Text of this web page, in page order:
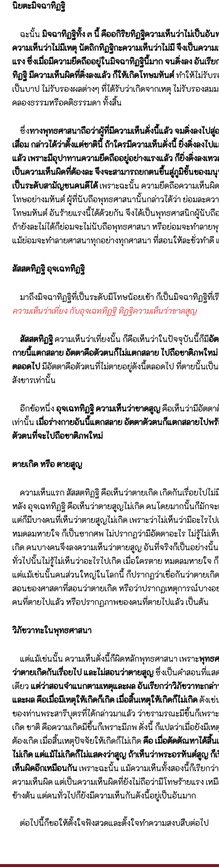
นิยตะมิจฉาทิฏฐิ
ฉะนั้น มิจฉาทิฏฐิทั้ง ๓ นี้ คืออกิริยทิฏฐิความเห็นว่าไม่เป็นอัน
ความเห็นว่าไม่มีเหตุ นัตถิกทิฏฐิกะความเห็นว่าไม่มี จึงเป็นควา
แรง ซึ่งเมื่อมีความยึดถืออยู่ในมิจฉาทิฏฐินี้มาก จนดิ่งลง อันเรี
ทิฏฐิ มีความเห็นผิดที่ดิ่งลงแล้ว ก็ให้เกิดโทษมหันต์ทำให้ไม่รับ
เป็นบาป ไม่รับรองผลต่างๆ ที่ได้รับว่าเกิดจากเหตุ ไม่รับรองสม
คลองธรรมหรือคติธรรมดา ทั้งสิ้น
ซึ่งทางพุทธศาสนาถือว่าผู้ที่มีความเห็นดั่งนี้แล้ว จมดิ่งลงไป
เสื่อม กล่าวได้ว่าตั้งแต่ชาตินี้ ถ้าใครมีความเห็นดั่งนี้ ยิ่งดิ่งลงไ
แล้ว เพราะมีอุปาทานความยึดถืออยู่อย่างแรงแล้ว ก็ยิ่งดิ่งลงเห
เป็นความเห็นผิดที่ต้องละ จึงจะสามารถยกตนขึ้นสู่ภูมิชั้นของม
เป็นระดับสามัญชนคนดีได้เพราะฉะนั้น ความยึดถือความเห็นผิ
โทษอย่างมหันต์ ผู้ที่นับถือพุทธศาสนานั้นกล่าวได้ว่า ย่อมละคว
โทษมหันต์ อันร้ายแรงนี้ได้ด้วยกัน จึงได้เป็นพุทธศาสนิกผู้นับถื
ถ้ายังละไม่ได้ก็ย่อมจะไม่นับถือพุทธศาสนา หรือย่อมจะทำลาย
แม้ย่อมจะทำลายศาสนาทุกอย่างทุกศาสนา ที่สอนให้ละชั่วทำ
สัสสตทิฏฐิ อุจเฉททิฏฐิ
มาถึงมิจฉาทิฏฐิที่เป็นระดับมีโทษน้อยเข้า ก็เป็นมิจฉาทิฏฐิที่เ
ความเห็นว่าเที่ยง กับอุจเฉททิฏฐิ ทิฏฐิความเห็นว่าขาดสูญ
สัสสตทิฏฐิความเห็นว่าเที่ยงนั้น ก็คือเห็นว่าในปัจจุบันนี้ก็มีอั
กายนี้แตกสลาย อัตตาคือตัวตนก็ไม่แตกสลาย ไปถือชาติภพใหม่
ตลอดไปมีอัตตาคือตัวตนที่ไม่ตายอยู่ดังนี้ตลอดไป ที่ตายนั้นเป็น
สังขารเท่านั้น
อีกข้อหนึ่งอุจเฉททิฏฐิ ความเห็นว่าขาดสูญคือเห็นว่ามีอัตต
เท่านั้น เมื่อร่างกายอันนี้แตกสลาย อัตตาตัวตนก็แตกสลายไปพ
ตัวตนที่จะไปถือชาติภพใหม่
ตายเกิด หรือ ตายสูญ
ความเห็นแรก สัสสตทิฏฐิ คือเห็นว่าตายเกิด เกิดกันเรื่อยไปไ
หลัง อุจเฉททิฏฐิ คือเห็นว่าตายสูญไม่เกิด คนโดยมากนั้นก็มักจะ
แต่ก็มีบางคนที่เห็นว่าตายสูญไม่เกิด เพราะว่าไม่เห็นว่ามีอะไรไ
หมดลมหายใจ ก็เป็นซากศพ ไม่ปรากฏว่ามีอัตตาอะไร ไม่รู้ไม่เห็
เกิด คนบางคนจึงลงความเห็นว่าตายสูญ อันที่จริงก็เป็นอย่างนั้
ทั่วไปนั้นไม่รู้ไม่เห็นว่าอะไรไปเกิด เมื่อใครตาย หมดลมหายใจ
แต่แม้เช่นนั้นคนส่วนใหญ่ในโลกนี้ ก็ปรากฏว่าเชื่อกันว่าตายเกิด
สอนของศาสดาที่สอนว่าตายเกิด หรือว่าปรากฏเหตุการณ์บางอ
คนที่ตายไปแล้ว หรือปรากฏภาพของคนที่ตายไปแล้ว เป็นต้น
วิภัชวาทะในพุทธศาสนา
แต่แม้เช่นนั้น ความเห็นดั่งนี้ก็ผิดหลักพุทธศาสนา เพราะพุทธ
ว่าตายเกิดกันเรื่อยไป และไม่สอนว่าตายสูญซึ่งเป็นคำสอนที่แส
เดียวแต่ว่าสอนจำแนกตามเหตุและผล อันเรียกว่าวิภัชวาทะกล่
และผล คือเมื่อมีเหตุให้เกิดก็เกิด เมื่อสิ้นเหตุให้เกิดก็ไม่เกิดดังเช่
ของท่านพระสารีบุตรที่ได้กล่าวมาแล้ว ว่าชรามรณะมีขึ้นก็เพรา
เกิด ชาติ คือความเกิดมีขึ้นก็เพราะมีภพ ดั่งนี้ ก็แปลว่าเมื่อยังมีเ
ต้องเกิด เมื่อสิ้นเหตุปัจจัยให้เกิดก็ไม่เกิดคือ เมื่อตัดตัณหาได้สิ้น
ไม่เกิด แต่แม้ไม่เกิดก็ไม่แสดงว่าสูญ ถ้าเห็นว่าพระอรหันต์สูญ ก็
เห็นผิดอีกเหมือนกันเพราะฉะนั้น แม้ความเห็นทั้งสองนี้ก็เรียกว่
ความเห็นผิด แต่เป็นความเห็นผิดที่ยังไม่ถือว่ามีโทษร้ายแรง เห
ข้างต้น แต่คนทั่วไปก็ยังมีความเห็นกันดังนี้อยู่เป็นอันมาก
ต่อไปนี้ก็ขอให้ตั้งใจฟังสวดและตั้งใจทำความสงบสืบต่อไป